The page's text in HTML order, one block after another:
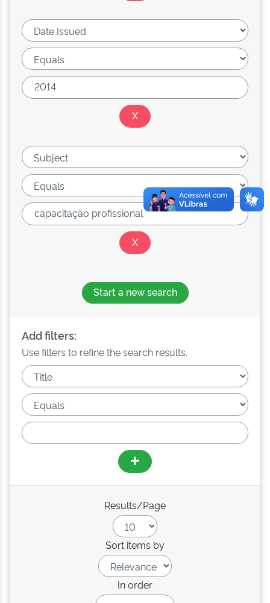
Start a new search
Add filters:
Use filters to refine the search results.
Results/Page
Sort items by
In order